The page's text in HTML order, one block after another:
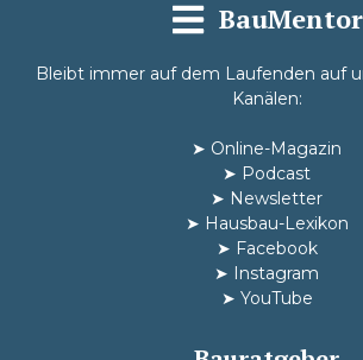
BauMentor
Bleibt immer auf dem Laufenden auf
Kanälen:
➤ Online-Magazin
➤ Podcast
➤ Newsletter
➤ Hausbau-Lexikon
➤ Facebook
➤ Instagram
➤ YouTube